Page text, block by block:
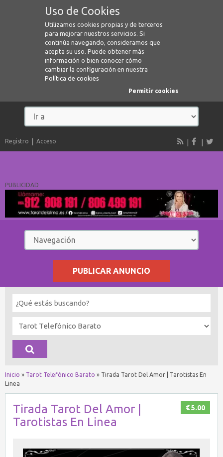
Uso de Cookies
Utilizamos cookies propias y de terceros
para mejorar nuestros servicios. Si
continúa navegando, consideramos que
acepta su uso. Puede obtener más
información o bien conocer cómo
cambiar la configuración en nuestra
Política de cookies
Permitir cookies
Registro Acceso
PUBLICIDAD
PUBLICAR ANUNCIO
Inicio » Tarot Telefónico Barato » Tirada Tarot Del Amor | Tarotistas En
Linea
€ 5.00
Tirada Tarot Del Amor |
Tarotistas En Linea